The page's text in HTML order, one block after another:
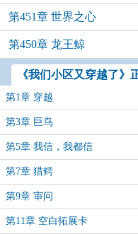
第451章 世界之心
第450章 龙王鲸
《我们小区又穿越了》
第1章 穿越
第3章 巨鸟
第5章 我信，我都信
第7章 猎鳄
第9章 审问
第11章 空白拓展卡